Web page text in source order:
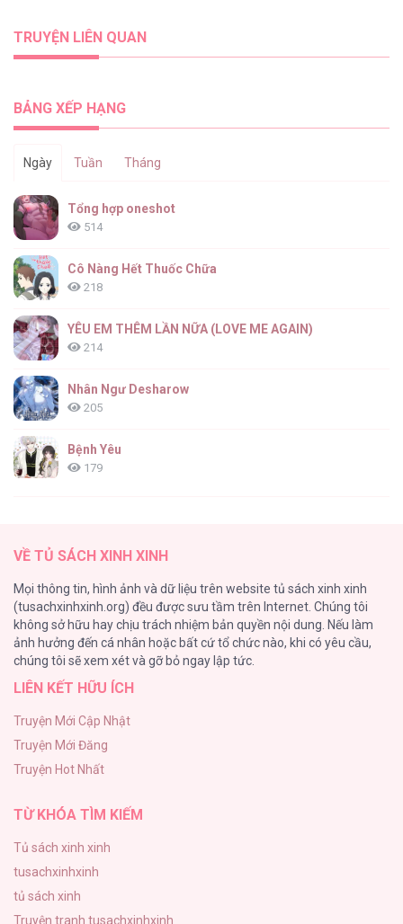
Chap 90
Chap 89
Chap 88
Chap 87
Làm Ác Nữ Bộ Không Tuyệt Sao? [...] –
TRUYỆN LIÊN QUAN
BẢNG XẾP HẠNG
Ngày Tuần Tháng
Tổng hợp oneshot
514
Cô Nàng Hết Thuốc Chữa
218
YÊU EM THÊM LẦN NỮA (LOVE ME AGAIN)
214
Nhân Ngư Desharow
205
Bệnh Yêu
179
135
Đứa Nhỏ Không Phải Là Con Anh
124
Vương Miện Lục Bảo
Mùa Xuân Hoa Nở
103
VỀ TỦ SÁCH XINH XINH
Mọi thông tin, hình ảnh và dữ liệu trên website tủ sách xinh xinh
(tusachxinhxinh.org) đều được sưu tầm trên Internet. Chúng tôi
không sở hữu hay chịu trách nhiệm bản quyền nội dung. Nếu làm
ảnh hưởng đến cá nhân hoặc bất cứ tổ chức nào, khi có yêu cầu,
chúng tôi sẽ xem xét và gỡ bỏ ngay lập tức.
LIÊN KẾT HỮU ÍCH
Truyện Mới Cập Nhật
Truyện Mới Đăng
Truyện Hot Nhất
TỪ KHÓA TÌM KIẾM
Tủ sách xinh xinh
tusachxinhxinh
tủ sách xinh
Truyện tranh tusachxinhxinh